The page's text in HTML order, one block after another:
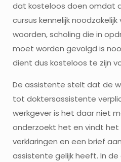
dat kosteloos doen omdat
cursus kennelijk
woorden, scholing die in
moet worden gevolgd is
dient dus kosteloos te zijn
De assistente stelt dat de
tot doktersassistente
werkgever is het daar niet
onderzoekt het en vindt het
verklaringen en een brief
assistente gelijk heeft. In